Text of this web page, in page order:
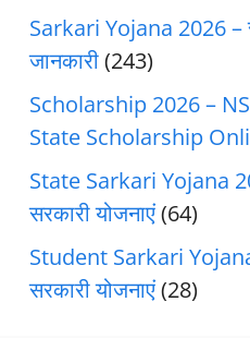
Sarkari Yojana 2026 –
जानकारी(243)
Scholarship 2026 –
State Scholarship
State Sarkari Yojana
सरकारी योजनाएं(64)
Student Sarkari
सरकारी योजनाएं(28)